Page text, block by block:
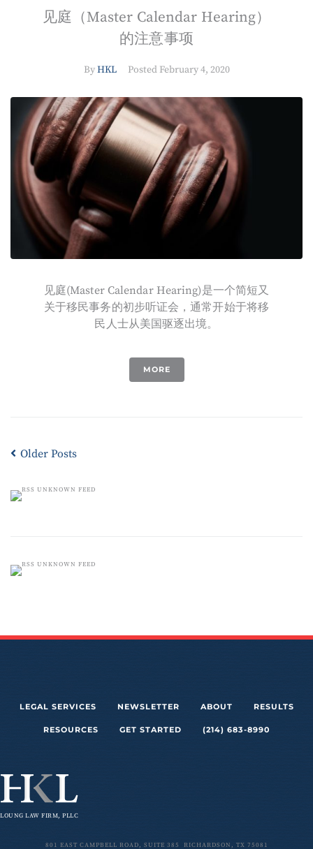
见庭（Master Calendar Hearing）
的注意事项
ByHKL Posted February 4, 2020
见庭(Master Calendar Hearing)是一个简短又
关于移民事务的初步听证会，通常开始于将移
民人士从美国驱逐出境。
MORE
Older Posts
UNKNOWN FEED
UNKNOWN FEED
LOUNG LAW FIRM, PLLC
801 EAST CAMPBELL ROAD, SUITE 385 RICHARDSON, TX 75081
LEGAL SERVICES NEWSLETTER ABOUT RESULTS
RESOURCES GET STARTED (214) 683-8990